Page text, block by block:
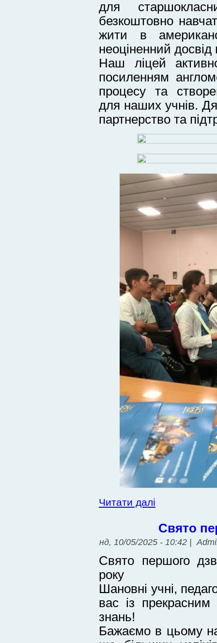
для
безкоштовно
жити в
неоціненний досвід
Наш ліцей
посиленням
процесу та
для наших учнів.
партнерство та
Читати далі
Свято
нд, 10/05/2025 - 10:42 |
Свято першого
року
Шановні учні,
вас із
знань!
Бажаємо в цьому